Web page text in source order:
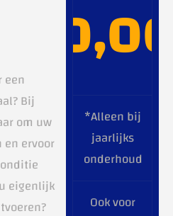
een
Bij
om uw
ervoor
eigenlijk
*Alleen bij
jaarlijks
onderhoud
Ook voor